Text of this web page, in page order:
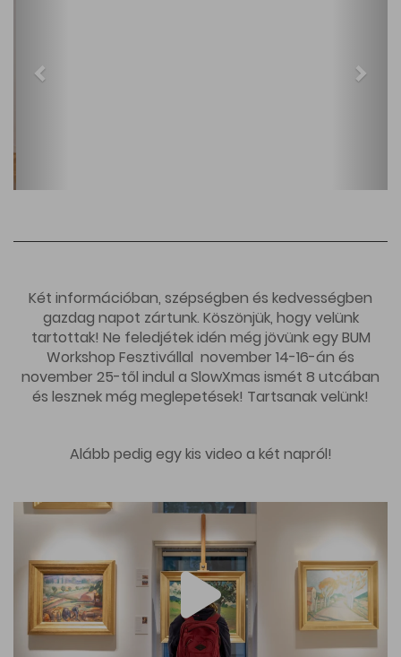
Két információban, szépségben és kedvességben
gazdag napot zártunk. Köszönjük, hogy velünk
tartottak! Ne feledjétek idén még jövünk egy BUM
Workshop Fesztivállal november 14-16-án és
november 25-től indul a SlowXmas ismét 8 utcában
és lesznek még meglepetések! Tartsanak velünk!
Alább pedig egy kis video a két napról!